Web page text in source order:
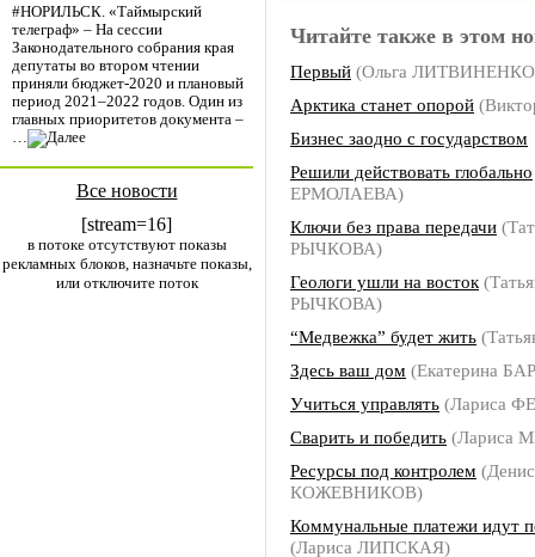
#НОРИЛЬСК. «Таймырский
телеграф» – На сессии
Законодательного собрания края
депутаты во втором чтении
приняли бюджет-2020 и плановый
период 2021–2022 годов. Один из
главных приоритетов документа –
…
Все новости
[stream=16]
в потоке отсутствуют показы
рекламных блоков, назначьте показы,
или отключите поток
Читайте также в этом
Первый (Ольга
Арктика станет опорой
Бизнес заодно с государством
Решили действовать глобально
ЕРМОЛАЕВА)
Ключи без права передачи
РЫЧКОВА)
Геологи ушли на восток
РЫЧКОВА)
“Медвежка” будет жить
Здесь ваш дом (Екатерина
Учиться управлять (Лариса
Сварить и победить (Лариса
Ресурсы под контролем (Денис
КОЖЕВНИКОВ)
Коммунальные платежи идут
(Лариса ЛИПСКАЯ)